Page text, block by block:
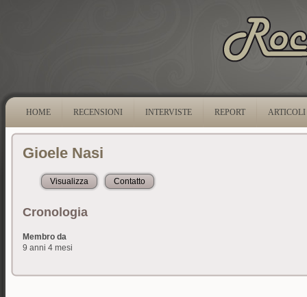
HOME RECENSIONI INTERVISTE REPORT ARTICOLI
Gioele Nasi
Visualizza (scheda attiva)
Contatto
Cronologia
Membro da
9 anni 4 mesi